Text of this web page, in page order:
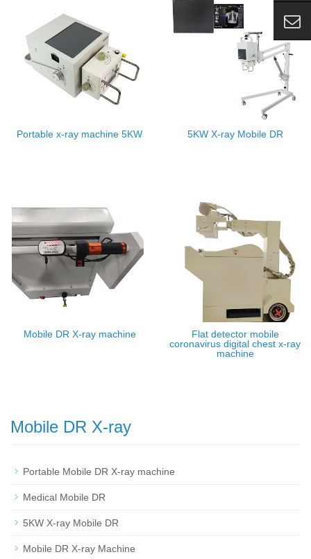
Portable x-ray machine 5KW 5KW X-ray Mobile DR
Mobile DR X-ray machine
Flat detector mobile
coronavirus digital chest x-ray
machine
Mobile DR X-ray
Portable Mobile DR X-ray machine
Medical Mobile DR
5KW X-ray Mobile DR
Mobile DR X-ray Machine